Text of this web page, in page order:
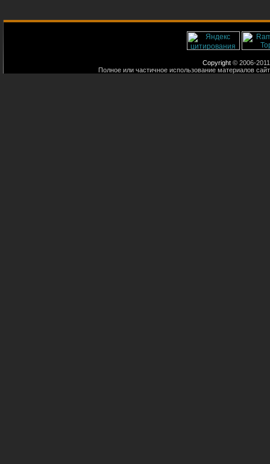
Copyright © 2006-
Полное или частичное использование материалов